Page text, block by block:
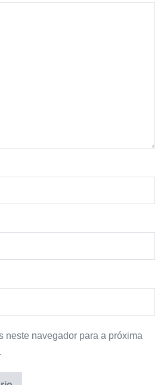
neste navegador para a próxima